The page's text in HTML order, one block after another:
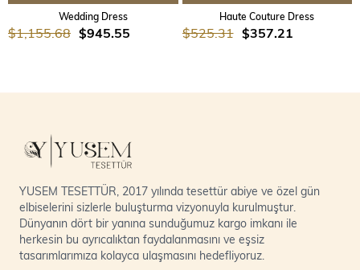
Wedding Dress
$945.55
$1,155.68
Haute Couture Dress
$357.21
$525.31
YUSEM TESETTÜR, 2017 yılında tesettür abiye ve özel gün
elbiselerini sizlerle buluşturma vizyonuyla kurulmuştur.
Dünyanın dört bir yanına sunduğumuz kargo imkanı ile
herkesin bu ayrıcalıktan faydalanmasını ve eşsiz
tasarımlarımıza kolayca ulaşmasını hedefliyoruz.